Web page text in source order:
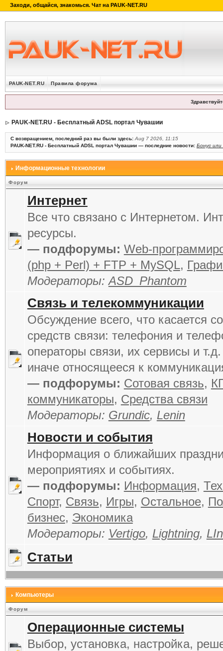
PAUK-NET.RU Правила форума
PAUK-NET.RU - Бесплатный ADSL портал Чувашии
С возвращением, последний раз вы были здесь: Aug 7 2026, 11:15
PAUK-NET.RU - Бесплатный ADSL портал Чувашии — последние новости: Бонус
Информационные технологии
Форум
Интернет
Все что связано с Интернетом.
ресурсы.
— подфорумы: Web-
(php + Perl) + FTP + MySQL,
Модераторы:ASD_Phantom
Связь и телекоммуникации
Обсуждение всего, что касается
средств связи: телефония и
операторы связи, их сервисы и
иначе относящееся к
— подфорумы: Сотовая связь,
коммуникаторы, Средства связи
Модераторы: Grundic, Lenin
Новости и события
Информация о ближайших
мероприятиях и событиях.
— подфорумы: Информация,
Спорт, Связь, Игры, Остальное,
бизнес, Экономика
Модераторы: Vertigo, Lightning,
Статьи
Компьютеры
Форум
Операционные системы
Выбор, установка, настройка,